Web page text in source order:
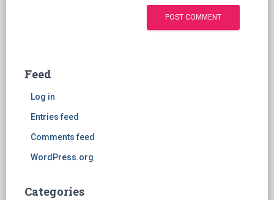
Feed
Log in
Entries feed
Comments feed
WordPress.org
Categories